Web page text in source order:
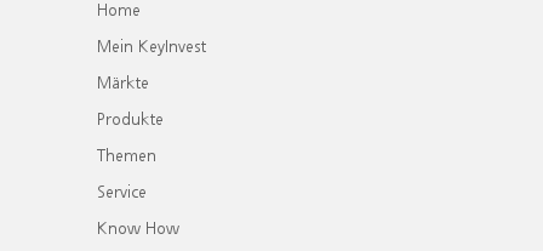
Home
Mein KeyInvest
Märkte
Produkte
Themen
Service
Know How